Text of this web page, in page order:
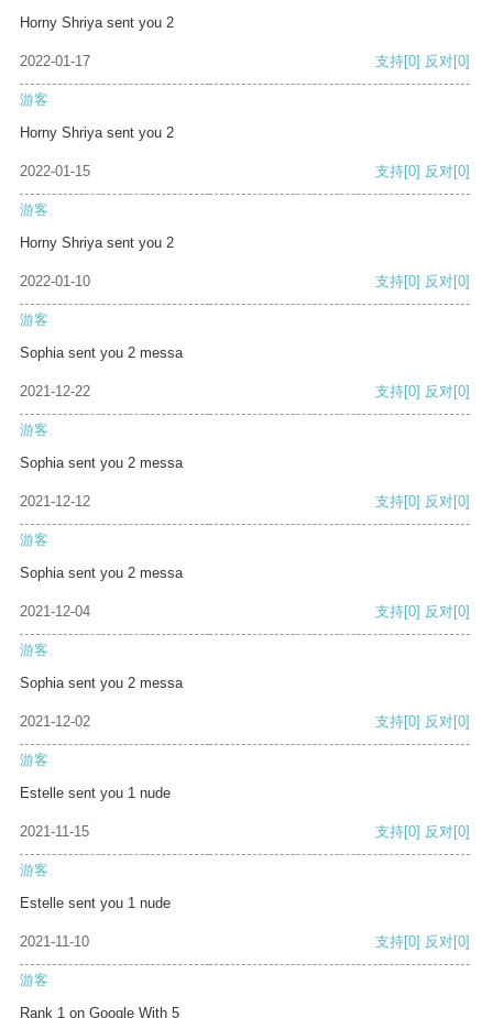
Horny Shriya sent you 2
2022-01-17 支持[0] 反对[0]
游客
Horny Shriya sent you 2
2022-01-15 支持[0] 反对[0]
游客
Horny Shriya sent you 2
2022-01-10 支持[0] 反对[0]
游客
Sophia sent you 2 messa
2021-12-22 支持[0] 反对[0]
游客
Sophia sent you 2 messa
2021-12-12 支持[0] 反对[0]
游客
Sophia sent you 2 messa
2021-12-04 支持[0] 反对[0]
游客
Sophia sent you 2 messa
2021-12-02 支持[0] 反对[0]
游客
Estelle sent you 1 nude
2021-11-15 支持[0] 反对[0]
游客
Estelle sent you 1 nude
2021-11-10 支持[0] 反对[0]
游客
Rank 1 on Google With 5